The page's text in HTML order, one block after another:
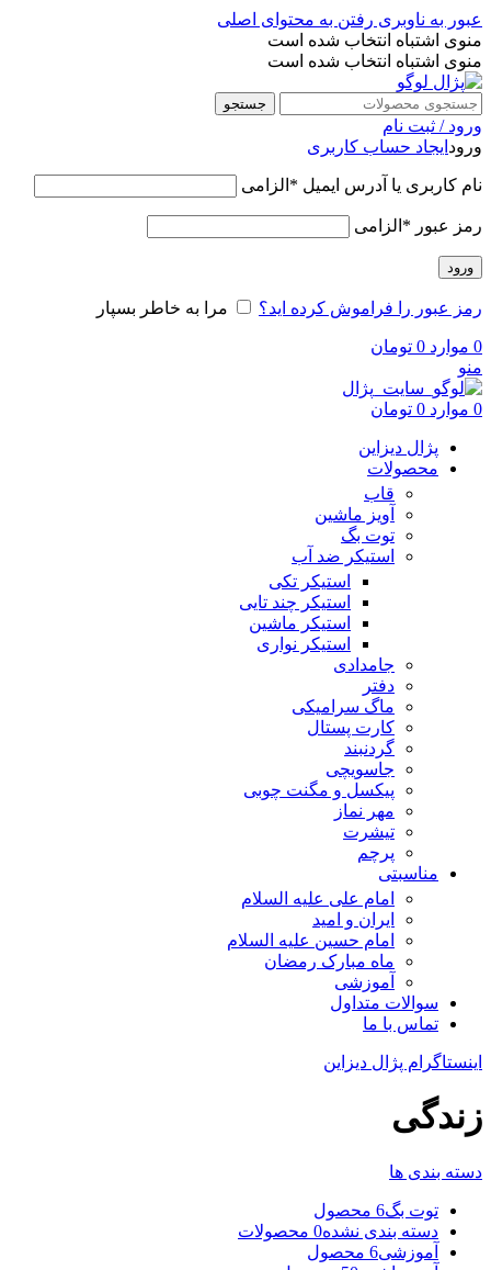
عبور به ناوبری رفتن به محتوای اصلی
منوی اشتباه انتخاب شده است
منوی اشتباه انتخاب شده است
جستجو
ورود / ثبت نام
ورود ایجاد حساب کاربری
نام کاربری یا آدرس ایمیل * الزامی
رمز عبور * الزامی
ورود
رمز عبور را فراموش کرده اید؟ مرا به خاطر بسپار
0 موارد 0 تومان
منو
0 موارد 0 تومان
پژال دیزاین
محصولات
قاب
آویز ماشین
توت بگ
استیکر ضد آب
استیکر تکی
استیکر چند تایی
استیکر ماشین
استیکر نواری
جامدادی
دفتر
ماگ سرامیکی
کارت پستال
گردنبند
جاسویچی
پیکسل و مگنت چوبی
مهر نماز
تیشرت
پرچم
مناسبتی
امام علی علیه السلام
ایران و امید
امام حسین علیه السلام
ماه مبارک رمضان
آموزشی
سوالات متداول
تماس با ما
اینستاگرام پژال دیزاین
زندگی
دسته بندی ها
توت بگ6 محصول
دسته بندی نشده0 محصولات
آموزشی6 محصول